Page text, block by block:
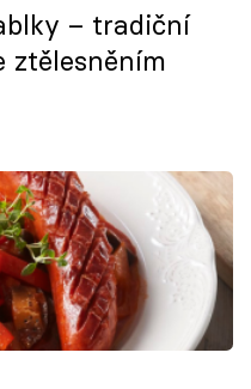
– tradiční
ztělesněním